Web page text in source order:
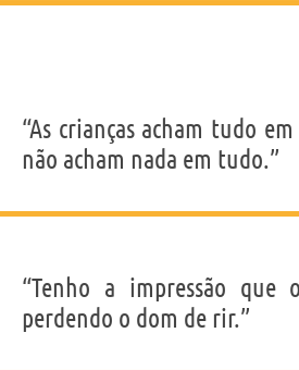
“As crianças acham tudo
não acham nada em tudo.”
“Tenho a impressão que
perdendo o dom de rir.”